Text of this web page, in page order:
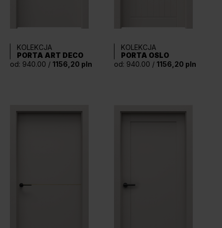
KOLEKCJA
PORTA ART DECO
od: 940.00 / 1156,20 pln
KOLEKCJA
PORTA OSLO
od: 940.00 / 1156,20 pln